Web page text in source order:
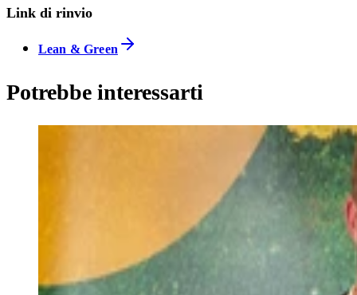
Link di rinvio
Lean & Green
Potrebbe interessarti